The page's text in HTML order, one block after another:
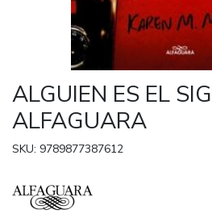
ALGUIEN ES EL
ALFAGUARA
SKU: 9789877387612